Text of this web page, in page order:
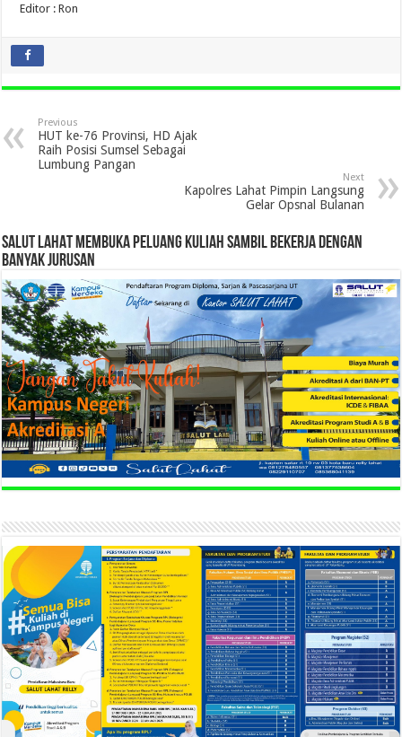
Editor : Ron
Previous
HUT ke-76 Provinsi, HD Ajak
Raih Posisi Sumsel Sebagai
Lumbung Pangan
Next
Kapolres Lahat Pimpin Langsung
Gelar Opsnal Bulanan
SALUT LAHAT MEMBUKA PELUANG KULIAH SAMBIL BEKERJA DENGAN
BANYAK JURUSAN